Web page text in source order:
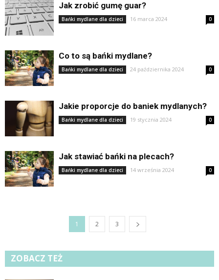
Jak zrobić gumę guar?
Bańki mydlane dla dzieci 16 marca 2024 0
Co to są bańki mydlane?
Bańki mydlane dla dzieci 24 października 2024 0
Jakie proporcje do baniek mydlanych?
Bańki mydlane dla dzieci 19 stycznia 2024 0
Jak stawiać bańki na plecach?
Bańki mydlane dla dzieci 14 września 2024 0
1 2 3
ZOBACZ TEŻ